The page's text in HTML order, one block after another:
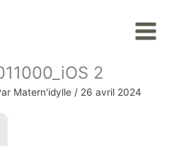
Menu
2
Matern'idylle / 26 avril 2024